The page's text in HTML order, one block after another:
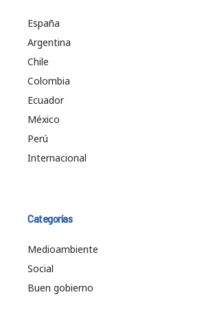
España
Argentina
Chile
Colombia
Ecuador
México
Perú
Internacional
Categorías
Medioambiente
Social
Buen gobierno